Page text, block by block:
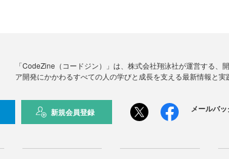
「CodeZine（コードジン）」は、株式会社翔泳社が運営する
ア開発にかかわるすべての人の学びと成長を支える最新情報と実
新規会員登録 メールバ